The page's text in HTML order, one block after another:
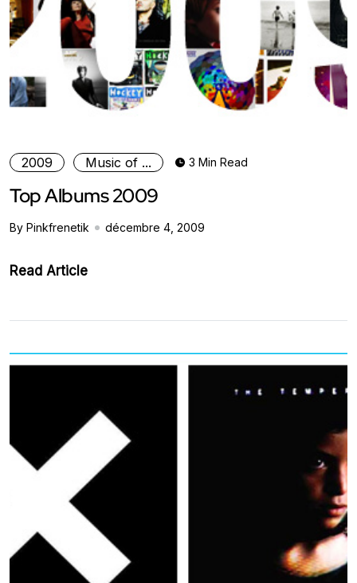
2009 Music of ... 3 Min Read
Top Albums 2009
By Pinkfrenetik décembre 4, 2009
Read Article